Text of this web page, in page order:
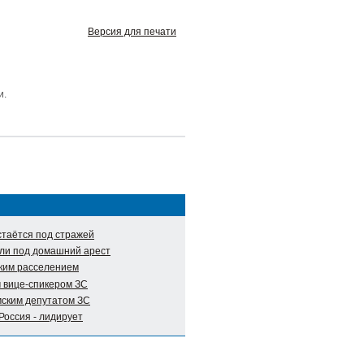
Версия для печати
под стражей
под домашний арест
расселением
спикером ЗС
депутатом ЗС
- лидирует